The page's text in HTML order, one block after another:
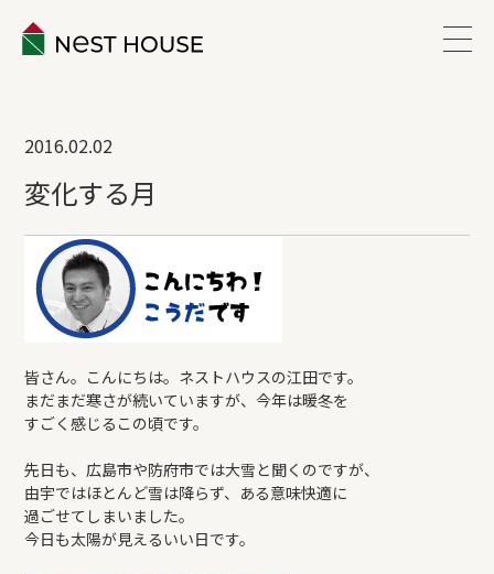
ABOUT
WORKS
LINEUP
VOICE
REFORM
2016.02.02
変化する月
皆さん。こんにちは。ネストハウスの江田です。
まだまだ寒さが続いていますが、今年は暖冬を
すごく感じるこの頃です。
先日も、広島市や防府市では大雪と聞くのですが、
由宇ではほとんど雪は降らず、ある意味快適に
過ごせてしまいました。
今日も太陽が見えるいい日です。